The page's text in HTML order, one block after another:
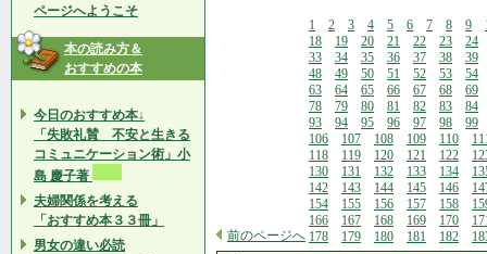
ページへようこそ
本の読み方＆
おすすめの本
今日のおすすめ本↓
「失敗礼賛 不安と生きる
コミュニケーション術」小
島 慶子著
夫婦関係を考える
「おすすめ本３３冊」
男女の違い必読
前のページへ
1 2 3 4 5 6 7 8 9
18
19 20 21 22 23
24
33
34 35 36 37 38
39
48
49 50 51 52 53
54
63
64 65 66 67 68
69
78
79 80 81 82 83
84
93
94 95 96 97 98
99
106
107 108 109 110
118
119 120 121 122
130
131 132 133 134
142
143 144 145 146
154
155 156 157 158
166
167 168 169 170
178
179 180 181 182